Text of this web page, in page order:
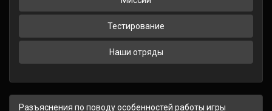
Тестирование
Наши отряды
Разъяснения по поводу особенностей работы игры